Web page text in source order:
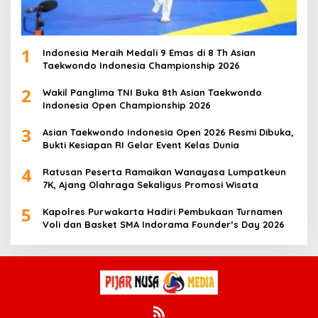
1
Indonesia Meraih Medali 9 Emas di 8 Th Asian
Taekwondo Indonesia Championship 2026
2
Wakil Panglima TNI Buka 8th Asian Taekwondo
Indonesia Open Championship 2026
3
Asian Taekwondo Indonesia Open 2026 Resmi Dibuka,
Bukti Kesiapan RI Gelar Event Kelas Dunia
4
Ratusan Peserta Ramaikan Wanayasa Lumpatkeun
7K, Ajang Olahraga Sekaligus Promosi Wisata
5
Kapolres Purwakarta Hadiri Pembukaan Turnamen
Voli dan Basket SMA Indorama Founder’s Day 2026